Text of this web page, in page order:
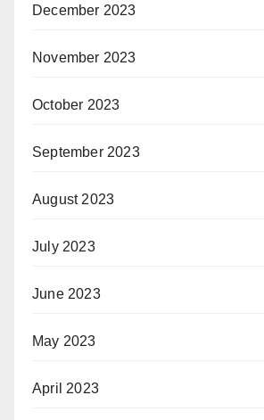
December 2023
November 2023
October 2023
September 2023
August 2023
July 2023
June 2023
May 2023
April 2023